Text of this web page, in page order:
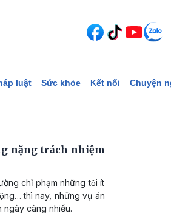
luật Sức khỏe Kết nối Chuyện
nặng trách nhiệm
chỉ phạm những tội ít
thì nay, những vụ án
ngày càng nhiều.